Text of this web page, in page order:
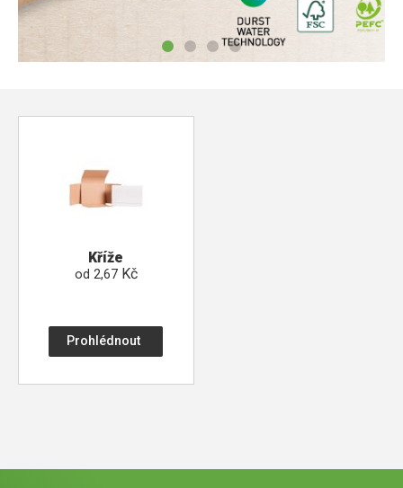
Kříže
od 2,67 Kč
Prohlédnout